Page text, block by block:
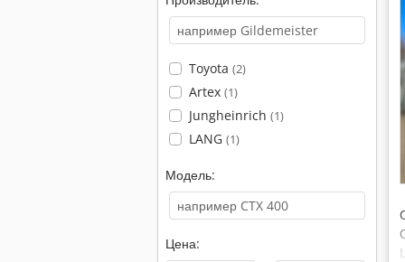
Toyota (2)
Artex (1)
Jungheinrich (1)
LANG (1)
Модель:
Цена: